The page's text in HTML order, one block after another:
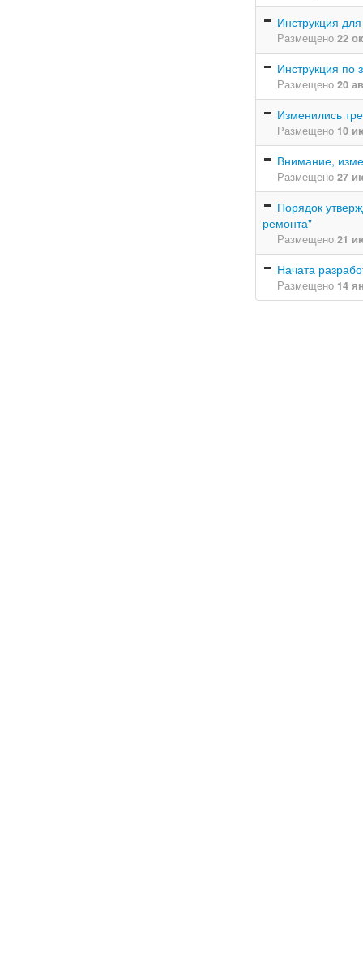
Инструкция
Размещено 22
Инструкция по
Размещено 20
Изменились
Размещено 10
Внимание,
Размещено 27
Порядок
ремонта"
Размещено 21
Начата
Размещено 14